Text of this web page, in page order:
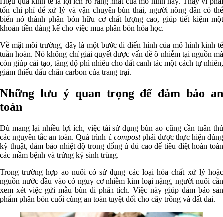
tốn chi phí để xử lý và vận chuyển bùn thải, người nông dân có thể
biến nó thành phân bón hữu cơ chất lượng cao, giúp tiết kiệm một
khoản tiền đáng kể cho việc mua phân bón hóa học.
Về mặt môi trường, đây là một bước đi điển hình của mô hình kinh tế
tuần hoàn. Nó không chỉ giải quyết được vấn đề ô nhiễm tại nguồn mà
còn giúp cải tạo, tăng độ phì nhiêu cho đất canh tác một cách tự nhiên,
giảm thiểu dấu chân carbon của trang trại.
Những lưu ý quan trọng để đảm bảo an
toàn
Dù mang lại nhiều lợi ích, việc tái sử dụng bùn ao cũng cần tuân thủ
các nguyên tắc an toàn. Quá trình ủ compostphải được thực hiện đúng
kỹ thuật, đảm bảo nhiệt độ trong đống ủ đủ cao để tiêu diệt hoàn toàn
các mầm bệnh và trứng ký sinh trùng.
Trong trường hợp ao nuôi có sử dụng các loại hóa chất xử lý hoặc
nguồn nước đầu vào có nguy cơ nhiễm kim loại nặng, người nuôi cần
xem xét việc gửi mẫu bùn đi phân tích. Việc này giúp đảm bảo sản
phẩm phân bón cuối cùng an toàn tuyệt đối cho cây trồng và đất đai.